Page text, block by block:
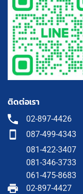
ติดต่อเรา
02-897-4426
087-499-4343
081-422-3407
081-346-3733
061-475-8683
02-897-4427